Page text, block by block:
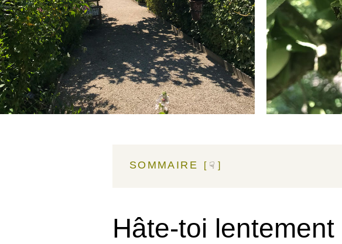
SOMMAIRE ☟
Hâte-toi lentement